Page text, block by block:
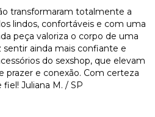
transformaram totalmente a
lindos, confortáveis e com uma
peça valoriza o corpo de uma
ainda mais confiante e
do sexshop, que elevam
prazer e conexão. Com certeza
Juliana M. / SP